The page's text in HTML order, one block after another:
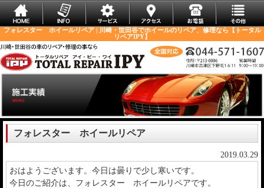
フォレスター ホイールリペア | 川崎・世田谷でホイールのリペア、修理なら【トータル
リペアIPY】
フォレスター ホイールリペア
2019.03.29
おはようございます。今日は曇りで少し寒いです。
今日のご紹介は、フォレスター ホイールリペアです。